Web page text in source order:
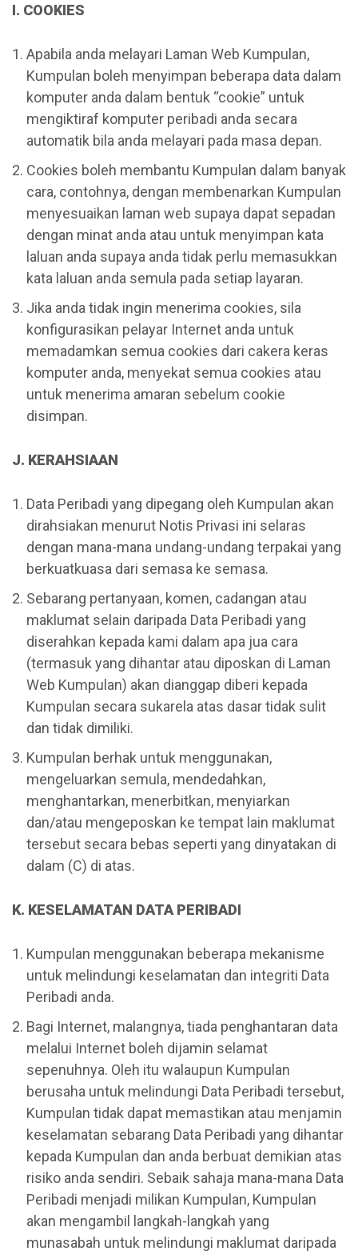
I. COOKIES
Apabila anda melayari Laman Web Kumpulan,
Kumpulan boleh menyimpan beberapa data dalam
komputer anda dalam bentuk “cookie” untuk
mengiktiraf komputer peribadi anda secara
automatik bila anda melayari pada masa depan.
Cookies boleh membantu Kumpulan dalam banyak
cara, contohnya, dengan membenarkan Kumpulan
menyesuaikan laman web supaya dapat sepadan
dengan minat anda atau untuk menyimpan kata
laluan anda supaya anda tidak perlu memasukkan
kata laluan anda semula pada setiap layaran.
Jika anda tidak ingin menerima cookies, sila
konfigurasikan pelayar Internet anda untuk
memadamkan semua cookies dari cakera keras
komputer anda, menyekat semua cookies atau
untuk menerima amaran sebelum cookie
disimpan.
J. KERAHSIAAN
Data Peribadi yang dipegang oleh Kumpulan akan
dirahsiakan menurut Notis Privasi ini selaras
dengan mana-mana undang-undang terpakai yang
berkuatkuasa dari semasa ke semasa.
Sebarang pertanyaan, komen, cadangan atau
maklumat selain daripada Data Peribadi yang
diserahkan kepada kami dalam apa jua cara
(termasuk yang dihantar atau diposkan di Laman
Web Kumpulan) akan dianggap diberi kepada
Kumpulan secara sukarela atas dasar tidak sulit
dan tidak dimiliki.
Kumpulan berhak untuk menggunakan,
mengeluarkan semula, mendedahkan,
menghantarkan, menerbitkan, menyiarkan
dan/atau mengeposkan ke tempat lain maklumat
tersebut secara bebas seperti yang dinyatakan di
dalam (C) di atas.
K. KESELAMATAN DATA PERIBADI
Kumpulan menggunakan beberapa mekanisme
untuk melindungi keselamatan dan integriti Data
Peribadi anda.
Bagi Internet, malangnya, tiada penghantaran data
melalui Internet boleh dijamin selamat
sepenuhnya. Oleh itu walaupun Kumpulan
berusaha untuk melindungi Data Peribadi tersebut,
Kumpulan tidak dapat memastikan atau menjamin
keselamatan sebarang Data Peribadi yang dihantar
kepada Kumpulan dan anda berbuat demikian atas
risiko anda sendiri. Sebaik sahaja mana-mana Data
Peribadi menjadi milikan Kumpulan, Kumpulan
akan mengambil langkah-langkah yang
munasabah untuk melindungi maklumat daripada